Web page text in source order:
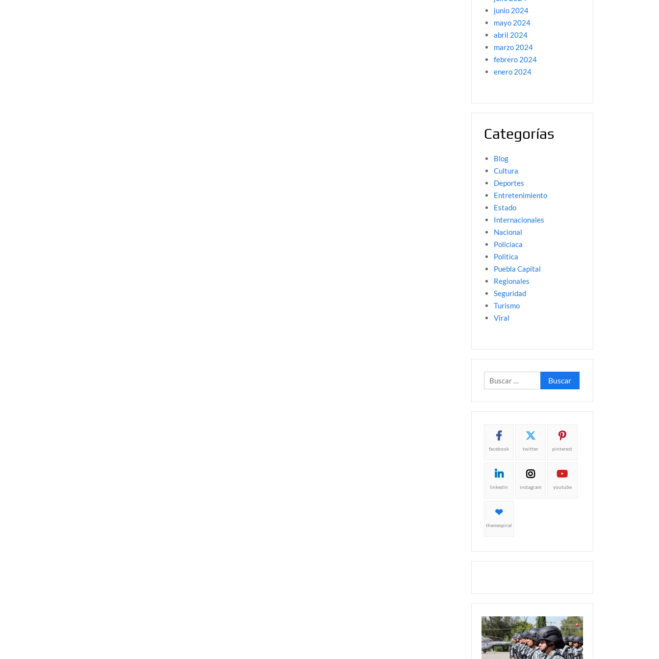
junio 2024
mayo 2024
abril 2024
marzo 2024
febrero 2024
enero 2024
Categorías
Blog
Cultura
Deportes
Entretenimiento
Estado
Internacionales
Nacional
Policíaca
Politica
Puebla Capital
Regionales
Seguridad
Turismo
Viral
Buscar:
facebook twitter pinterest
linkedin instagram youtube
themespiral